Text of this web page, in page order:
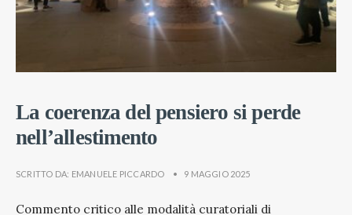
La coerenza del pensiero si perde
nell’allestimento
SCRITTO DA: EMANUELE PICCARDO • 9 MAGGIO 2025
Commento critico alle modalità curatoriali di